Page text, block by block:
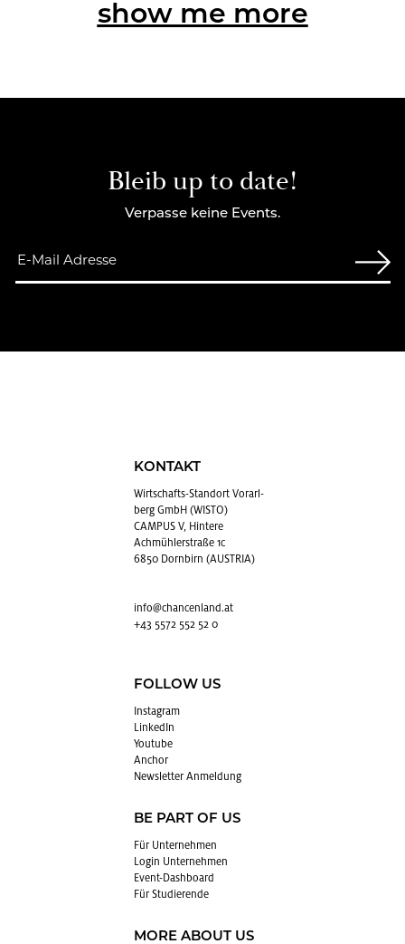
show me more
Bleib up to date!
Verpasse keine Events.
KONTAKT
Wirt­schafts-Stand­ort Vor­arl­
berg GmbH (WISTO)
CAMPUS V, Hintere
Achmühlerstraße 1c
6850 Dornbirn (AUSTRIA)
info@​chancenland.​at
+43 5572 552 52 0
FOLLOW US
In­sta­gram
Lin­kedIn
You­tube
An­chor
News­let­ter An­mel­dung
BE PART OF US
Für Un­ter­neh­men
Login Un­ter­neh­men
Event-Da­sh­board
Für Stu­die­ren­de
MORE ABOUT US